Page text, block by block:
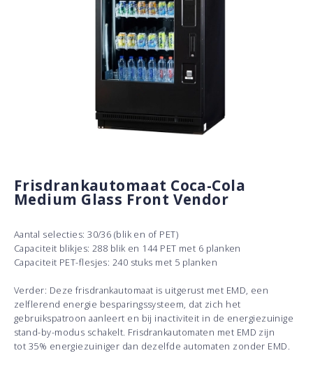
Frisdrankautomaat Coca-Cola
Medium Glass Front Vendor
Aantal selecties: 30/36 (blik en of PET)
Capaciteit blikjes: 288 blik en 144 PET met 6 planken
Capaciteit PET-flesjes: 240 stuks met 5 planken
Verder: Deze frisdrankautomaat is uitgerust met EMD, een
zelflerend energie besparingssysteem, dat zich het
gebruikspatroon aanleert en bij inactiviteit in de energiezuinige
stand-by-modus schakelt. Frisdrankautomaten met EMD zijn
tot 35% energiezuiniger dan dezelfde automaten zonder EMD.